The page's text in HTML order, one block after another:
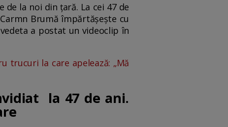
la noi din țară. La cei 47 de
Brumă împărtășește cu
a postat un videoclip în
trucuri la care apelează: „Mă
la 47 de ani.